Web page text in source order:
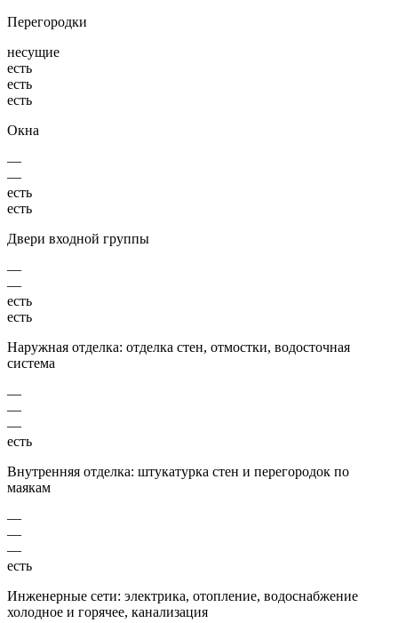
Перегородки
несущие
есть
есть
есть
Окна
—
—
есть
есть
Двери входной группы
—
—
есть
есть
Наружная отделка: отделка стен, отмостки, водосточная
система
—
—
—
есть
Внутренняя отделка: штукатурка стен и перегородок по
маякам
—
—
—
есть
Инженерные сети: электрика, отопление, водоснабжение
холодное и горячее, канализация